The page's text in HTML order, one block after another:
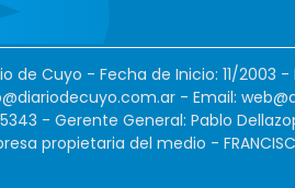
de Cuyo - Fecha de Inicio: 11/2003
- Email:
- Gerente General: Pablo
propietaria del medio -